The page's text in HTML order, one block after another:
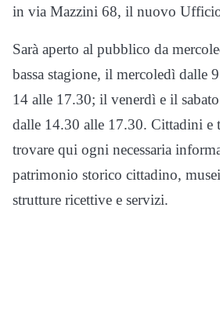
in via Mazzini 68, il nuovo
Sarà aperto al pubblico da
bassa stagione, il mercoledì dalle
14 alle 17.30; il venerdì e il
dalle 14.30 alle 17.30. Cittadini e
trovare qui ogni necessaria
patrimonio storico cittadino,
strutture ricettive e servizi.